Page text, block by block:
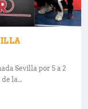
Sevilla por 5 a 2
la...